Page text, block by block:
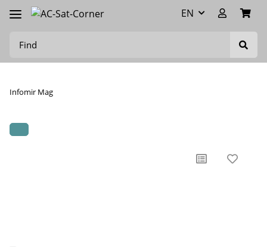
EN
Infomir Mag